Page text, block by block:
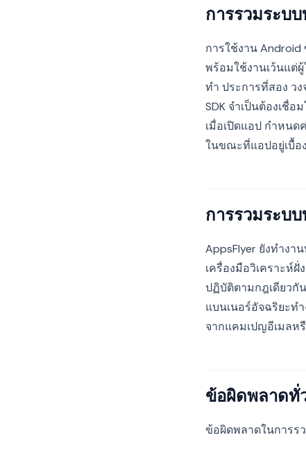
การรวมระบ
การใช้งาน Android
พร้อมใช้งานเว้นแต่
ทำ ประการที่สอง ว
SDK จำเป็นต้องเชื่
เมื่อเปิดแอป กำหนด
ในขณะที่แอปอยู่เบื้อ
การรวมระบ
AppsFlyer ยังทำง
เครื่องมือวิเคราะห์ฝั่
ปฏิบัติตามกฎเดียวกั
แบนเนอร์อัจฉริยะท
จากแคมเปญอีเมลห
ข้อผิดพลาดทั่
ข้อผิดพลาดในการร